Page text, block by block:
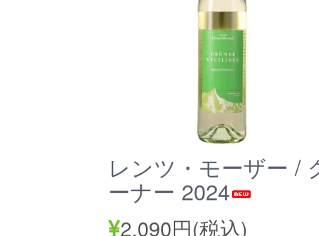
レンツ・モーザー /
ーナー 2024
2,090円(税込)